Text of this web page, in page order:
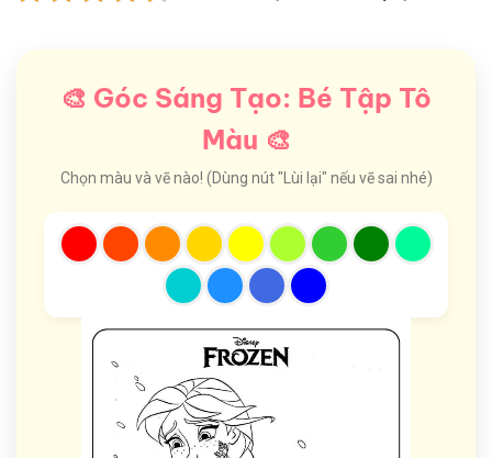
🎨 Góc Sáng Tạo: Bé Tập Tô
Màu 🎨
Chọn màu và vẽ nào! (Dùng nút "Lùi lại" nếu vẽ sai nhé)